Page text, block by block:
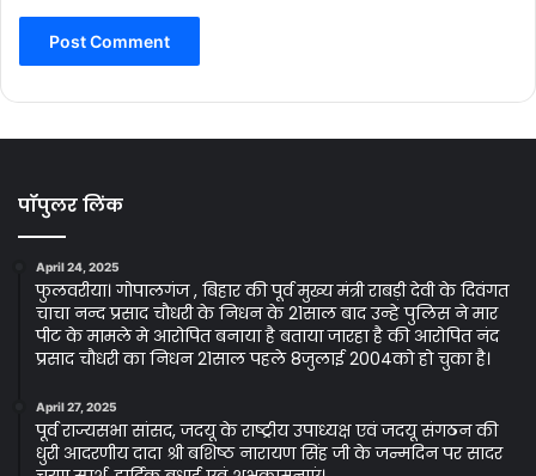
पॉपुलर लिंक
April 24, 2025
फुलवरीया। गोपालगंज , बिहार की पूर्व मुख्य मंत्री राबड़ी देवी के दिवंगत
चाचा नन्द प्रसाद चौधरी के निधन के 21साल बाद उन्हे पुलिस ने मार
पीट के मामले मे आरोपित बनाया है बताया जारहा है की आरोपित नंद
प्रसाद चौधरी का निधन 21साल पहले 8जुलाई 2004को हो चुका है।
April 27, 2025
पूर्व राज्यसभा सांसद, जदयू के राष्ट्रीय उपाध्यक्ष एवं जदयू संगठन की
धुरी आदरणीय दादा श्री बशिष्ठ नारायण सिंह जी के जन्मदिन पर सादर